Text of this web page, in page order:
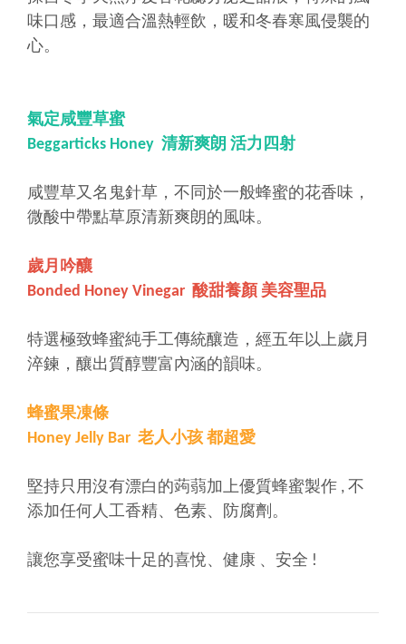
味口感，最適合溫熱輕飲，暖和冬春寒風侵襲的
心。
氣定咸豐草蜜
Beggarticks Honey 清新爽朗 活力四射
咸豐草又名鬼針草，不同於一般蜂蜜的花香味，
微酸中帶點草原清新爽朗的風味。
歲月吟釀
Bonded Honey Vinegar 酸甜養顏 美容聖品
特選極致蜂蜜純手工傳統釀造，經五年以上歲月
淬鍊，釀出質醇豐富內涵的韻味。
蜂蜜果凍條
Honey Jelly Bar 老人小孩 都超愛
堅持只用沒有漂白的蒟蒻加上優質蜂蜜製作 , 不
添加任何人工香精、色素、防腐劑。
讓您享受蜜味十足的喜悅、健康 、安全 !